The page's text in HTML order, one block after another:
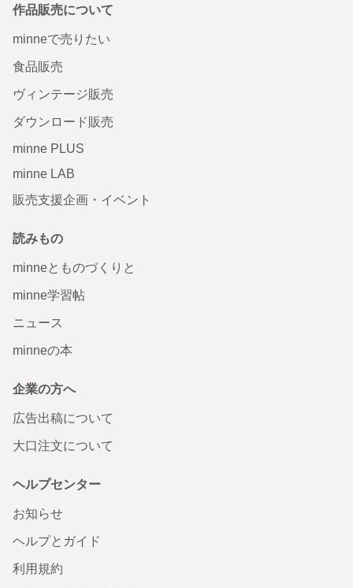
作品販売について
minneで売りたい
食品販売
ヴィンテージ販売
ダウンロード販売
minne PLUS
minne LAB
販売支援企画・イベント
読みもの
minneとものづくりと
minne学習帖
ニュース
minneの本
企業の方へ
広告出稿について
大口注文について
ヘルプセンター
お知らせ
ヘルプとガイド
利用規約